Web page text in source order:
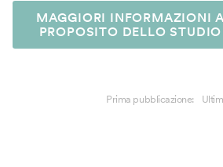
MAGGIORI INFORMAZIONI A
PROPOSITO DELLO STUDIO
Prima pubblicazione: